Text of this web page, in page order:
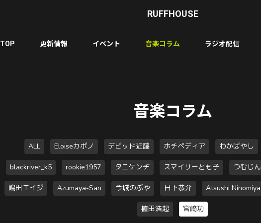
RUFFHOUSE
TOP 更新情報 イベント 音楽コラム ラジオ配信
音楽コラム
ALL Eloiseカポノ デビッド近藤 ホチペディア わかばやし
blackriver_k5 rookie1957 タニケンヂ スマイリーとも子 つむじん
嶋田エイジ Azumaya-San 今城のぶや 日下恭介 Atsushi Ninomiya
植田浩起 宮﨑功